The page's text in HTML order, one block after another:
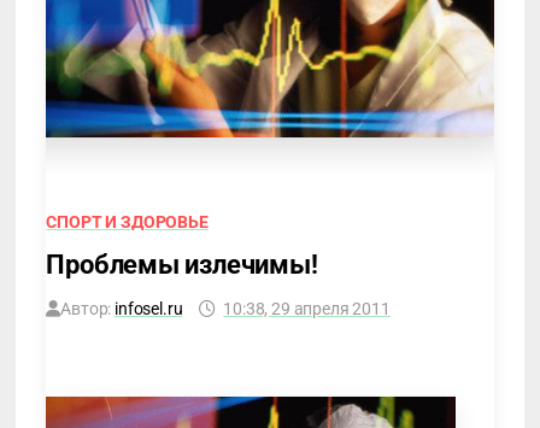
СПОРТ И ЗДОРОВЬЕ
Проблемы излечимы!
Автор: infosel.ru 10:38, 29 апреля 2011